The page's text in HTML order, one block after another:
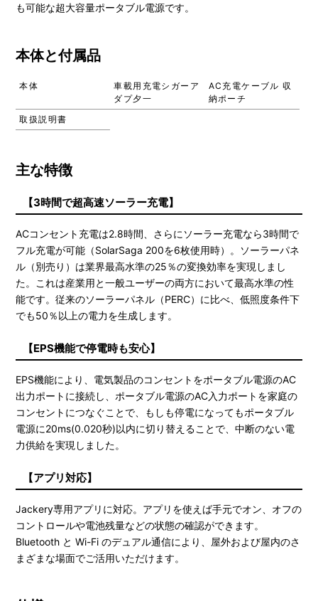
も可能な超大容量ポータブル電源です。
本体と付属品
本体
車載用充電シガーア
ダプ夕一
AC充電ケーブル 収
納ポーチ
取扱説明書
主な特徴
【3時間で超高速ソーラー充電】
ACコンセント充電は2.8時間、さらにソーラー充電なら3時間で
フル充電が可能（SolarSaga 200を6枚使用時）。ソーラーパネ
ル（別売り）は業界最高水準の25％の変換効率を実現しまし
た。これは産業用と一般ユーザーの両方において最高水準の性
能です。従来のソーラーパネル（PERC）に比べ、低照度条件下
でも50％以上の電力を生成します。
【EPS機能で停電時も安心】
EPS機能により、電気製品のコンセントをポータブル電源のAC
出力ポートに接続し、ポータブル電源のAC入力ポートを家庭の
コンセントにつなぐことで、もしも停電になってもポータブル
電源に20ms(0.020秒)以内に切り替えることで、中断のない電
力供給を実現しました。
【アプリ対応】
Jackery専用アプリに対応。アプリを使えば手元でオン、オフの
コントロールや電池残量などの状態の確認ができます。
Bluetooth と Wi-Fi のデュアル通信により、屋外および屋内のさ
まざまな場面でご活用いただけます。